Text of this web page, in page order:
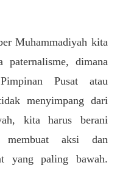
Muhammadiyah kita
paternalisme, dimana
Pusat atau
menyimpang dari
kita harus berani
aksi dan
yang paling bawah.